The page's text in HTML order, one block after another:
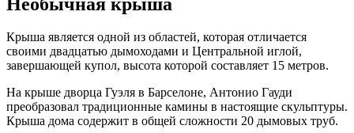
Крыша является одной из областей, которая отличается
своими двадцатью дымоходами и Центральной иглой,
завершающей купол, высота которой составляет 15 метров.
На крыше дворца Гуэля в Барселоне, Антонио Гауди
преобразовал традиционные камины в настоящие скульптуры.
Крыша дома содержит в общей сложности 20 дымовых труб.